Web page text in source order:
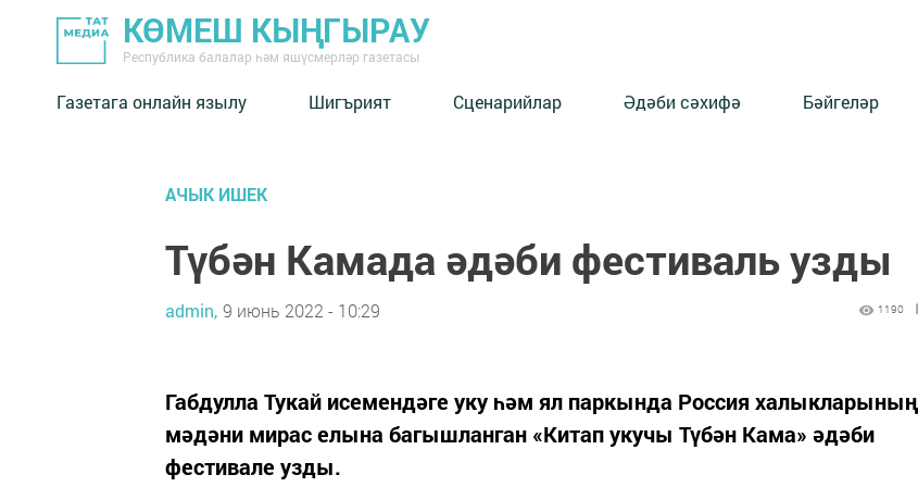
КӨМЕШ КЫҢГЫРАУ
Республика балалар һәм яшүсмерләр газетасы
Газетага онлайн язылу Шигърият Сценарийлар Әдәби сәхифә Бәйгеләр
АЧЫК ИШЕК
Түбән Камада әдәби фестиваль узды
admin, 9 июнь 2022 - 10:29 1190
Габдулла Тукай исемендәге уку һәм ял паркында Россия халыкларының
мәдәни мирас елына багышланган «Китап укучы Түбән Кама» әдәби
фестивале узды.